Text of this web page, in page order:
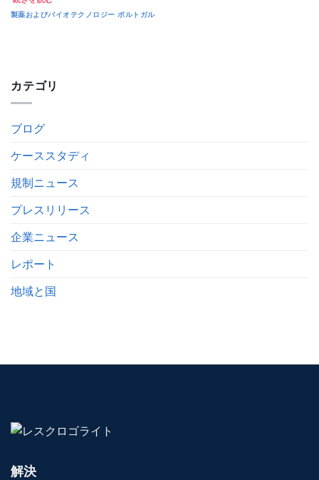
カテゴリ
ブログ
ケーススタディ
規制ニュース
プレスリリース
企業ニュース
レポート
地域と国
製薬およびバイオテクノロジー ポルトガル
解決